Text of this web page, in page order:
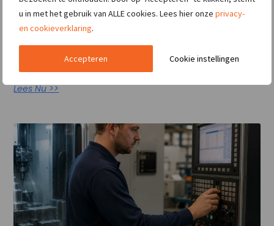
u in met het gebruik van ALLE cookies. Lees hier onze privacy-
en cookieverklaring.
Cookie instellingen
Accepteren
Als de lijn stilvalt: wie lost het op in de
fabriek?
Lees Nu >>